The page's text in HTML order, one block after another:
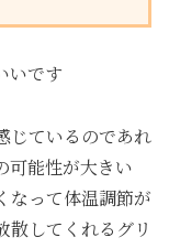
いです
じているのであれ
可能性が大きい
なって体温調節が
散してくれるグリ